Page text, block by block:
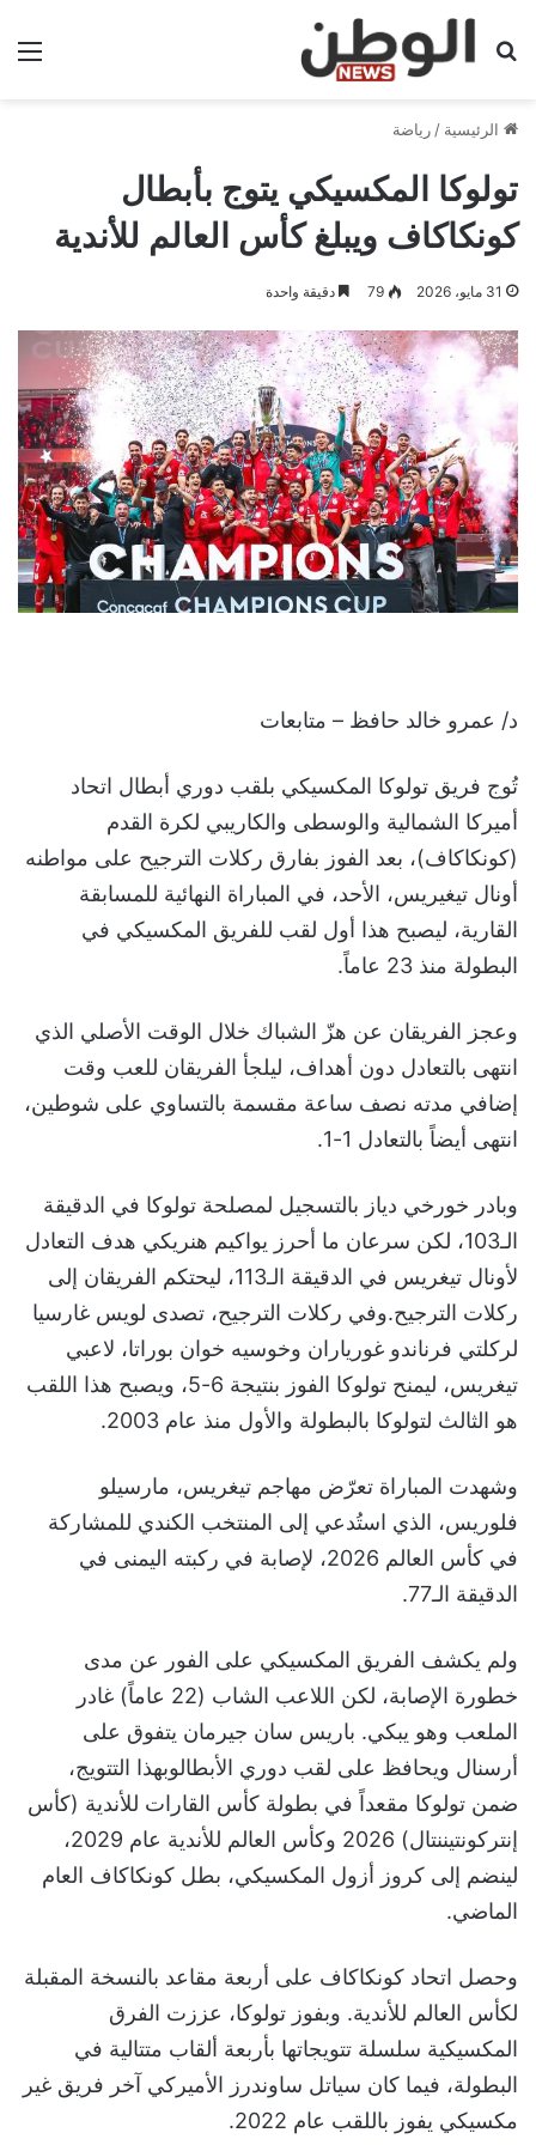
بحث عن
الرئيسية / رياضة
تولوكا المكسيكي يتوج بأبطال
كونكاكاف ويبلغ كأس العالم للأندية
31 مايو، 2026 79 دقيقة واحدة
د/ عمرو خالد حافظ – متابعات
تُوج فريق تولوكا المكسيكي بلقب دوري أبطال اتحاد
أميركا الشمالية والوسطى والكاريبي لكرة القدم
(كونكاكاف)، بعد الفوز بفارق ركلات الترجيح على مواطنه
أونال تيغيريس، الأحد، في المباراة النهائية للمسابقة
القارية، ليصبح هذا أول لقب للفريق المكسيكي في
البطولة منذ 23 عاماً.
وعجز الفريقان عن هزّ الشباك خلال الوقت الأصلي الذي
انتهى بالتعادل دون أهداف، ليلجأ الفريقان للعب وقت
إضافي مدته نصف ساعة مقسمة بالتساوي على شوطين،
انتهى أيضاً بالتعادل 1-1.
وبادر خورخي دياز بالتسجيل لمصلحة تولوكا في الدقيقة
الـ103، لكن سرعان ما أحرز يواكيم هنريكي هدف التعادل
لأونال تيغريس في الدقيقة الـ113، ليحتكم الفريقان إلى
ركلات الترجيح.وفي ركلات الترجيح، تصدى لويس غارسيا
لركلتي فرناندو غورياران وخوسيه خوان بوراتا، لاعبي
تيغريس، ليمنح تولوكا الفوز بنتيجة 6-5، ويصبح هذا اللقب
هو الثالث لتولوكا بالبطولة والأول منذ عام 2003.
وشهدت المباراة تعرّض مهاجم تيغريس، مارسيلو
فلوريس، الذي استُدعي إلى المنتخب الكندي للمشاركة
في كأس العالم 2026، لإصابة في ركبته اليمنى في
الدقيقة الـ77.
ولم يكشف الفريق المكسيكي على الفور عن مدى
خطورة الإصابة، لكن اللاعب الشاب (22 عاماً) غادر
الملعب وهو يبكي. باريس سان جيرمان يتفوق على
أرسنال ويحافظ على لقب دوري الأبطالوبهذا التتويج،
ضمن تولوكا مقعداً في بطولة كأس القارات للأندية (كأس
إنتركونتيننتال) 2026 وكأس العالم للأندية عام 2029،
لينضم إلى كروز أزول المكسيكي، بطل كونكاكاف العام
الماضي.
وحصل اتحاد كونكاكاف على أربعة مقاعد بالنسخة المقبلة
لكأس العالم للأندية. وبفوز تولوكا، عززت الفرق
المكسيكية سلسلة تتويجاتها بأربعة ألقاب متتالية في
البطولة، فيما كان سياتل ساوندرز الأميركي آخر فريق غير
مكسيكي يفوز باللقب عام 2022.